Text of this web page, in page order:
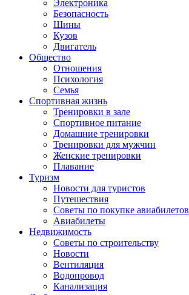
Электроника
Безопасность
Шины
Кузов
Двигатель
Общество
Отношения
Психология
Семья
Спортивная жизнь
Тренировки в зале
Спортивное питание
Домашние тренировки
Тренировки для мужчин
Женские тренировки
Плавание
Туризм
Новости для туристов
Путешествия
Советы по покупке авиабилетов
Авиабилеты
Недвижимость
Советы по строительству
Новости
Вентиляция
Водопровод
Канализация